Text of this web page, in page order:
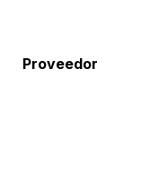
Proveedor